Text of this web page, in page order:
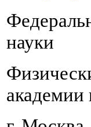
науки
академии